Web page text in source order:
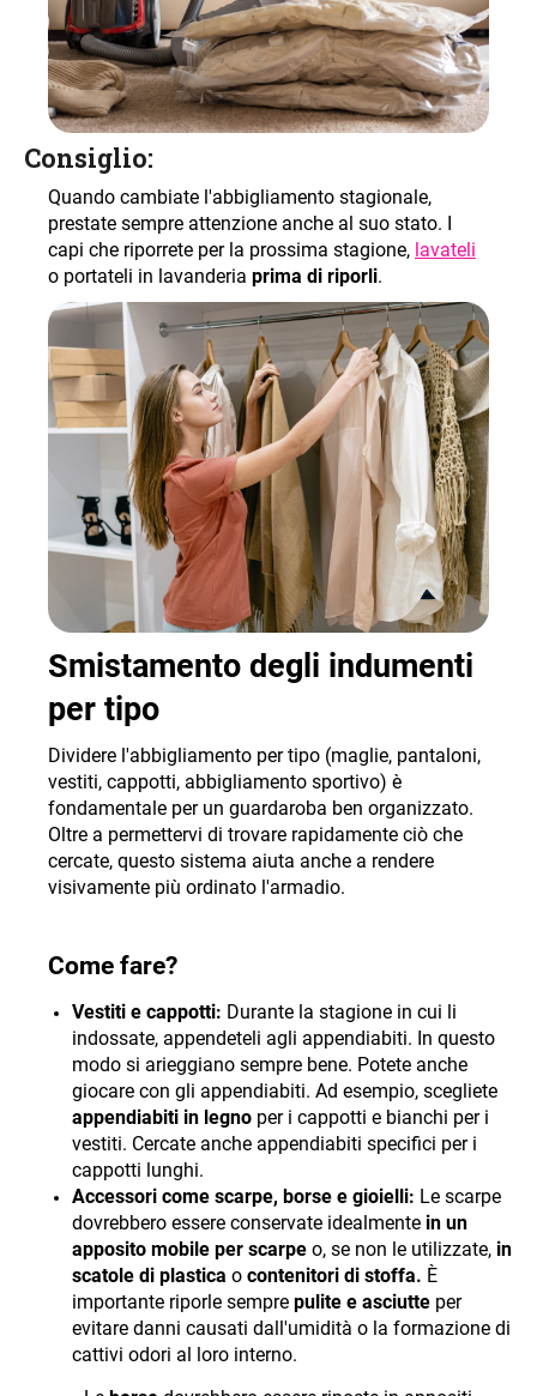
Consiglio:
Quando cambiate l'abbigliamento stagionale,
prestate sempre attenzione anche al suo stato. I
capi che riporrete per la prossima stagione, lavateli
o portateli in lavanderia prima di riporli.
Smistamento degli indumenti
per tipo
Dividere l'abbigliamento per tipo (maglie, pantaloni,
vestiti, cappotti, abbigliamento sportivo) è
fondamentale per un guardaroba ben organizzato.
Oltre a permettervi di trovare rapidamente ciò che
cercate, questo sistema aiuta anche a rendere
visivamente più ordinato l'armadio.
Come fare?
Vestiti e cappotti: Durante la stagione in cui li
indossate, appendeteli agli appendiabiti. In questo
modo si arieggiano sempre bene. Potete anche
giocare con gli appendiabiti. Ad esempio, scegliete
appendiabiti in legno per i cappotti e bianchi per i
vestiti. Cercate anche appendiabiti specifici per i
cappotti lunghi.
Accessori come scarpe, borse e gioielli: Le scarpe
dovrebbero essere conservate idealmente in un
apposito mobile per scarpe o, se non le utilizzate, in
scatole di plastica o contenitori di stoffa. È
importante riporle sempre pulite e asciutte per
evitare danni causati dall'umidità o la formazione di
cattivi odori al loro interno.